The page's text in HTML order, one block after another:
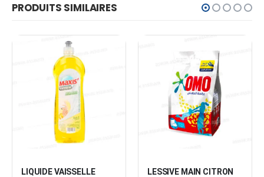
PRODUITS SIMILAIRES
LIQUIDE VAISSELLE
LESSIVE MAIN CITRON